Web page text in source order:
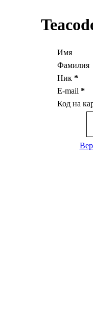
Имя
Фамилия
Ник *
E-mail *
Код на